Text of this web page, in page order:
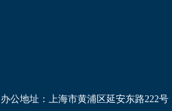
办公地址：上海市黄浦区延安东路222号